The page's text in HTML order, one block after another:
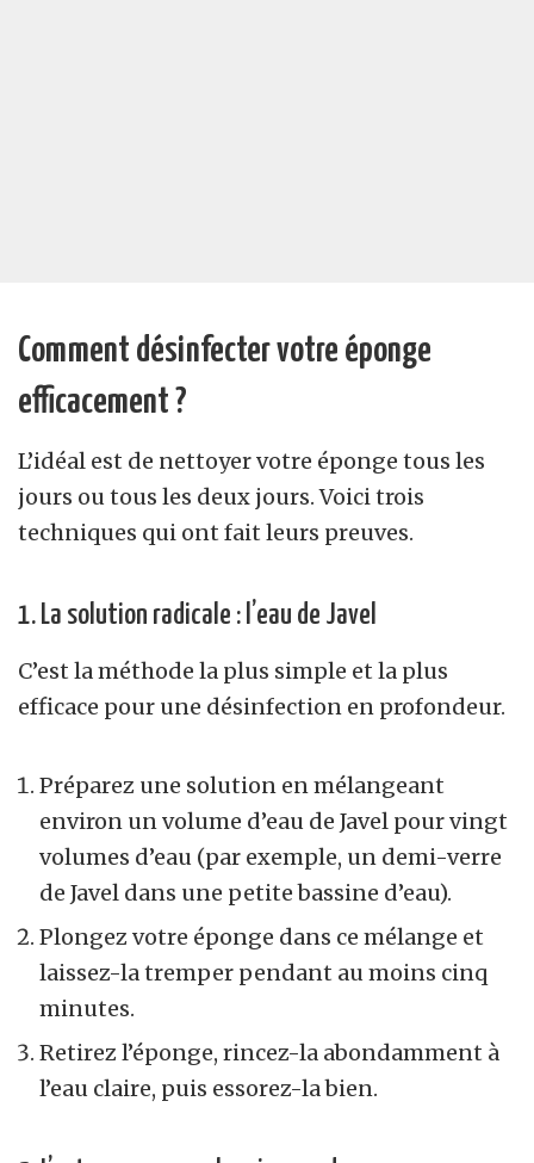
Comment désinfecter votre éponge
efficacement ?
L’idéal est de nettoyer votre éponge tous les
jours ou tous les deux jours. Voici trois
techniques qui ont fait leurs preuves.
1. La solution radicale : l’eau de Javel
C’est la méthode la plus simple et la plus
efficace pour une désinfection en profondeur.
Préparez une solution en mélangeant
environ un volume d’eau de Javel pour vingt
volumes d’eau (par exemple, un demi-verre
de Javel dans une petite bassine d’eau).
Plongez votre éponge dans ce mélange et
laissez-la tremper pendant au moins cinq
minutes.
Retirez l’éponge, rincez-la abondamment à
l’eau claire, puis essorez-la bien.